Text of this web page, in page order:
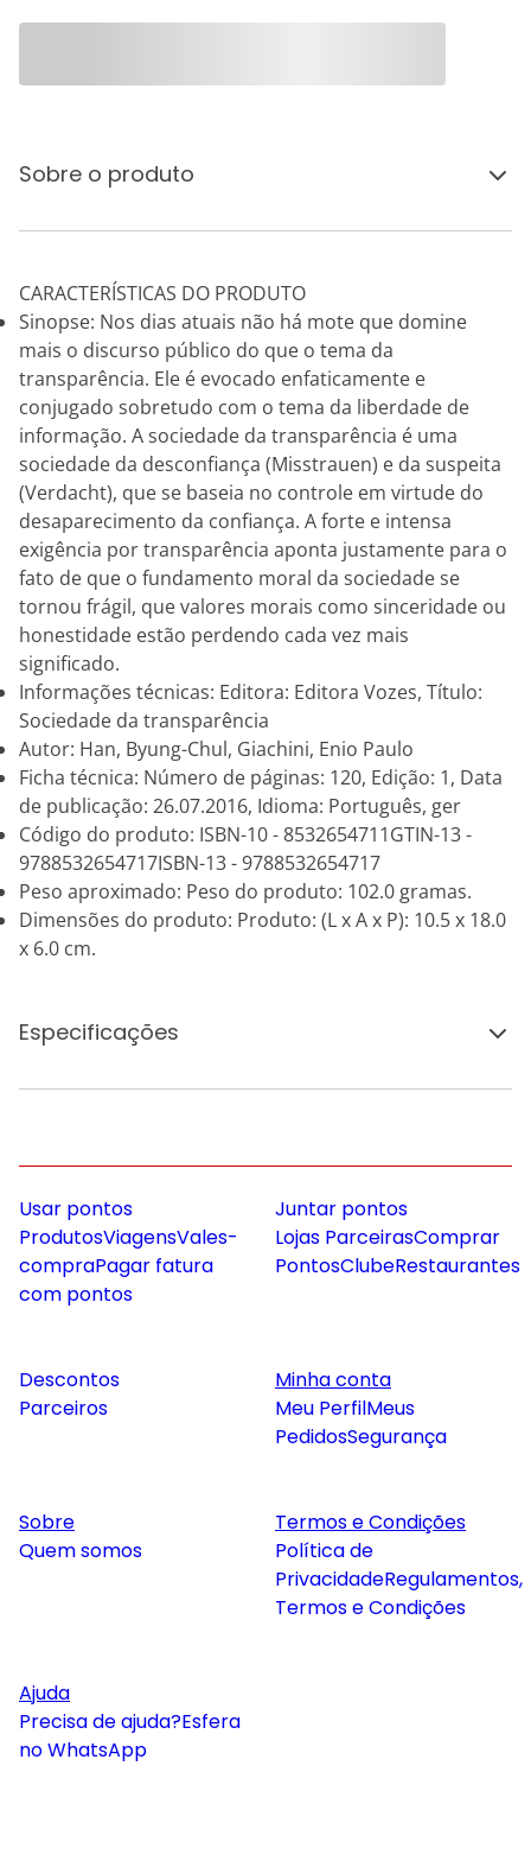
Sobre o produto
CARACTERÍSTICAS DO PRODUTO
Sinopse: Nos dias atuais não há mote que domine
mais o discurso público do que o tema da
transparência. Ele é evocado enfaticamente e
conjugado sobretudo com o tema da liberdade de
informação. A sociedade da transparência é uma
sociedade da desconfiança (Misstrauen) e da suspeita
(Verdacht), que se baseia no controle em virtude do
desaparecimento da confiança. A forte e intensa
exigência por transparência aponta justamente para o
fato de que o fundamento moral da sociedade se
tornou frágil, que valores morais como sinceridade ou
honestidade estão perdendo cada vez mais
significado.
Informações técnicas: Editora: Editora Vozes, Título:
Sociedade da transparência
Autor: Han, Byung-Chul, Giachini, Enio Paulo
Ficha técnica: Número de páginas: 120, Edição: 1, Data
de publicação: 26.07.2016, Idioma: Português, ger
Código do produto: ISBN-10 - 8532654711GTIN-13 -
9788532654717ISBN-13 - 9788532654717
Peso aproximado: Peso do produto: 102.0 gramas.
Dimensões do produto: Produto: (L x A x P): 10.5 x 18.0
x 6.0 cm.
Especificações
Usar pontos
ProdutosViagensVales-
compraPagar fatura
com pontos
Juntar pontos
Lojas ParceirasComprar
PontosClubeRestaurantes
Descontos
Parceiros
Minha conta
Meu PerfilMeus
PedidosSegurança
Sobre
Quem somos
Termos e Condições
Política de
PrivacidadeRegulamentos,
Termos e Condições
Ajuda
Precisa de ajuda?Esfera
no WhatsApp